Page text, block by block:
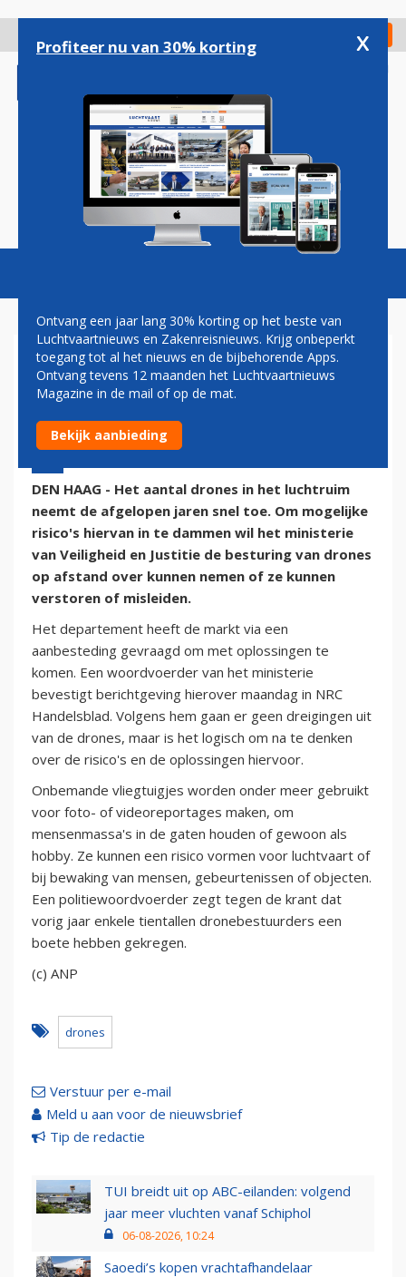
gaan
Check in
Magazine Podcasts Vacatures
JUSTITIE WIL DRONES UIT DE
LUCHT KUNNEN HALEN
7 juli 2014 - 15:09
DEN HAAG - Het aantal drones in het luchtruim
neemt de afgelopen jaren snel toe. Om mogelijke
risico's hiervan in te dammen wil het ministerie
van Veiligheid en Justitie de besturing van drones
op afstand over kunnen nemen of ze kunnen
verstoren of misleiden.
Het departement heeft de markt via een
aanbesteding gevraagd om met oplossingen te
komen. Een woordvoerder van het ministerie
bevestigt berichtgeving hierover maandag in NRC
Handelsblad. Volgens hem gaan er geen dreigingen uit
van de drones, maar is het logisch om na te denken
over de risico's en de oplossingen hiervoor.
Onbemande vliegtuigjes worden onder meer gebruikt
voor foto- of videoreportages maken, om
mensenmassa's in de gaten houden of gewoon als
hobby. Ze kunnen een risico vormen voor luchtvaart of
bij bewaking van mensen, gebeurtenissen of objecten.
Een politiewoordvoerder zegt tegen de krant dat
vorig jaar enkele tientallen dronebestuurders een
boete hebben gekregen.
(c) ANP
drones
Verstuur per e-mail
Meld u aan voor de nieuwsbrief
Tip de redactie
TUI breidt uit op ABC-eilanden: volgend
jaar meer vluchten vanaf Schiphol
06-08-2026, 10:24
Saoedi’s kopen vrachtafhandelaar
Profiteer nu van 30% korting x
Ontvang een jaar lang 30% korting op het beste van
Luchtvaartnieuws en Zakenreisnieuws. Krijg onbeperkt
toegang tot al het nieuws en de bijbehorende Apps.
Ontvang tevens 12 maanden het Luchtvaartnieuws
Magazine in de mail of op de mat.
Bekijk aanbieding